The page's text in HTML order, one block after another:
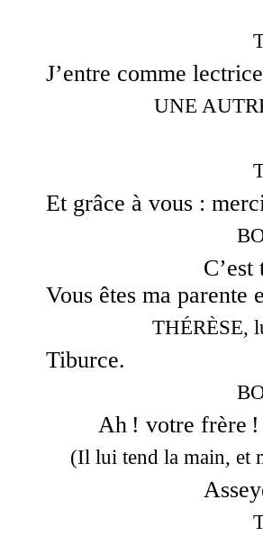
J’entre comme
UNE
Et grâce à vous :
Vous êtes ma parente
THÉRÈSE,
Tiburce.
Ah ! votre frère !
(Il lui tend la main, et